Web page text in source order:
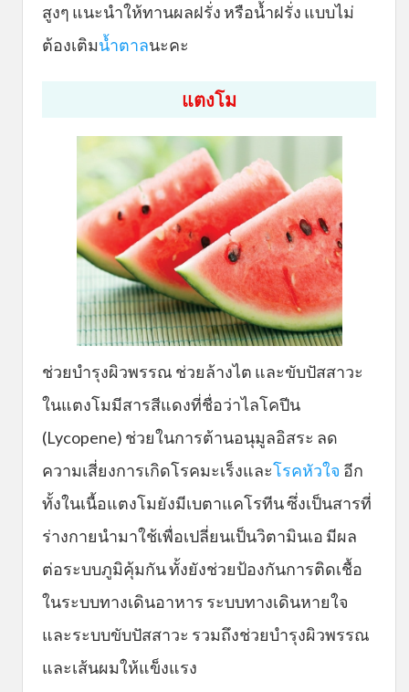
สูงๆ แนะนำให้ทานผลฝรั่ง หรือน้ำฝรั่ง แบบไม่
ต้องเติมน้ำตาลนะคะ
แตงโม
ช่วยบำรุงผิวพรรณ ช่วยล้างไต และขับปัสสาวะ
ในแตงโมมีสารสีแดงที่ชื่อว่าไลโคปีน
(Lycopene) ช่วยในการต้านอนุมูลอิสระ ลด
ความเสี่ยงการเกิดโรคมะเร็งและโรคหัวใจ อีก
ทั้งในเนื้อแตงโมยังมีเบตาแคโรทีน ซึ่งเป็นสารที่
ร่างกายนำมาใช้เพื่อเปลี่ยนเป็นวิตามินเอ มีผล
ต่อระบบภูมิคุ้มกัน ทั้งยังช่วยป้องกันการติดเชื้อ
ในระบบทางเดินอาหาร ระบบทางเดินหายใจ
และระบบขับปัสสาวะ รวมถึงช่วยบำรุงผิวพรรณ
และเส้นผมให้แข็งแรง